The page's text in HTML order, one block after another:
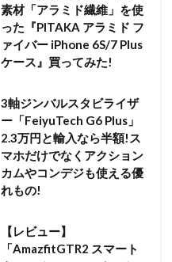
素材「アラミド繊維」を使
った『PITAKA アラミド フ
ァイバー iPhone 6S/7 Plus
ケース』買ってみた!
3軸ジンバルスタビライザ
ー「FeiyuTech G6 Plus」
2.3万円と輸入なら半額!ス
マホだけでなくアクション
カムやコンデジも使える優
れもの!
【レビュー】
「AmazfitGTR2 スマート